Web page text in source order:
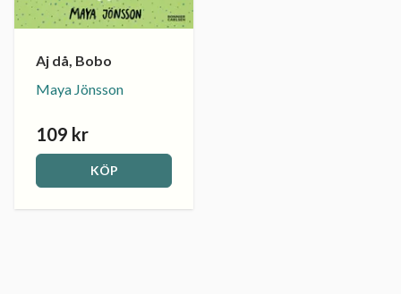
Aj då, Bobo
Maya Jönsson
109 kr
KÖP